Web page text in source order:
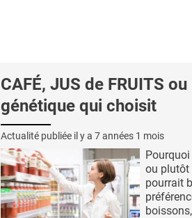
CAFÉ, JUS de FRUITS ou
génétique qui choisit
Actualité publiée il y a 7 années 1 mois
ou plutôt
pourrait